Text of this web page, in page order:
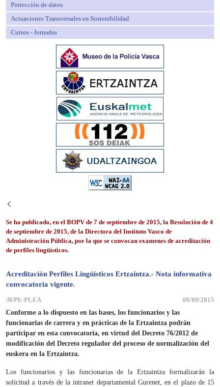
Protección de datos
Actuaciones Transversales en Sostenibilidad
Cursos - Jornadas
Se ha publicado, en el BOPV de 7 de septiembre de 2015, la Resolución de 4
de septiembre de 2015, de la Directora del Instituto Vasco de
Administración Pública, por la que se convocan examenes de acreditación
de perfiles lingüísticos.
Acreditación Perfiles Lingüísticos Ertzaintza.- Nota informativa
convocatoria vigente.
AVPE-PLEA
08/09/2015
Conforme a lo dispuesto en las bases, los funcionarios y las
funcionarias de carrera y en prácticas de la Ertzaintza podrán
participar en esta convocatoria, en virtud del Decreto 76/2012 de
modificación del Decreto regulador del proceso de normalización del
euskera en la Ertzaintza.
Los funcionarios y las funcionarias de la Ertzaintza formalizarán la
solicitud a través de la intranet departamental Gurenet, en el plazo de 15